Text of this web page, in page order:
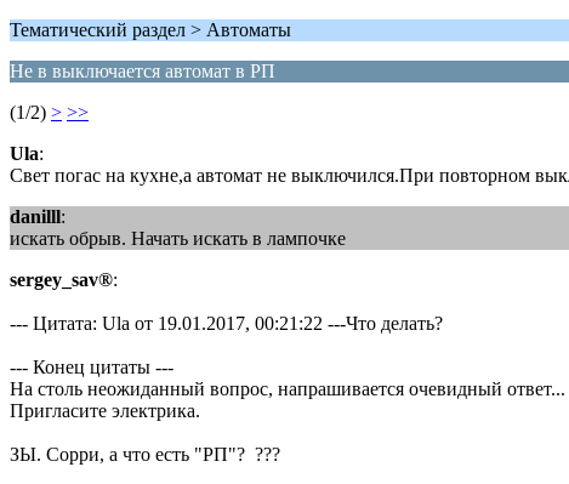
Тематический раздел > Автоматы
Не в выключается автомат в РП
(1/2) > >>
Ula:
Свет погас на кухне,а автомат не выключился.При повторном
danilll:
искать обрыв. Начать искать в лампочке
sergey_sav®:
--- Цитата: Ula от 19.01.2017, 00:21:22 ---Что делать?
--- Конец цитаты ---
На столь неожиданный вопрос, напрашивается очевидный ответ...
Пригласите электрика.
ЗЫ. Сорри, а что есть "РП"? ???